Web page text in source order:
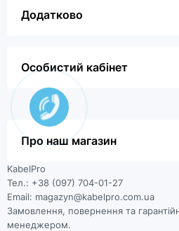
Додатково
Особистий кабінет
Про наш магазин
KabelPro
Тел.: +38 (097) 704-01-27
Email: magazyn@kabelpro.com.ua
Замовлення, повернення та
менеджером.